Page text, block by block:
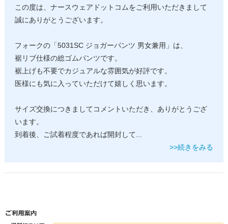
この度は、ナースウェアドットコムをご利用いただきまして
誠にありがとうございます。
フォークの「5031SC ジョガーパンツ 男女兼用」は、
裾リブ仕様の総ゴムパンツです。
裾上げも不要でカジュアルな雰囲気が好評です。
医様にも気に入っていただけて嬉しく思います。
サイズ交換につきましてコメントいただき、ありがとうござ
います。
到着後、ご試着程度であれば開封して
>>続きをみる